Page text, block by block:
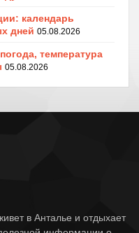
календарь
дней 05.08.2026
температура
05.08.2026
в Анталье и отдыхает